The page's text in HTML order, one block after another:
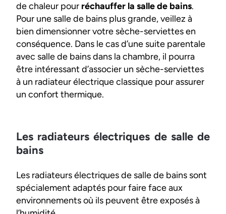
de chaleur pour réchauffer la salle de bains.
Pour une salle de bains plus grande, veillez à
bien dimensionner votre sèche-serviettes en
conséquence. Dans le cas d’une suite parentale
avec salle de bains dans la chambre, il pourra
être intéressant d’associer un sèche-serviettes
à un radiateur électrique classique pour assurer
un confort thermique.
Les radiateurs électriques de salle de
bains
Les radiateurs électriques de salle de bains sont
spécialement adaptés pour faire face aux
environnements où ils peuvent être exposés à